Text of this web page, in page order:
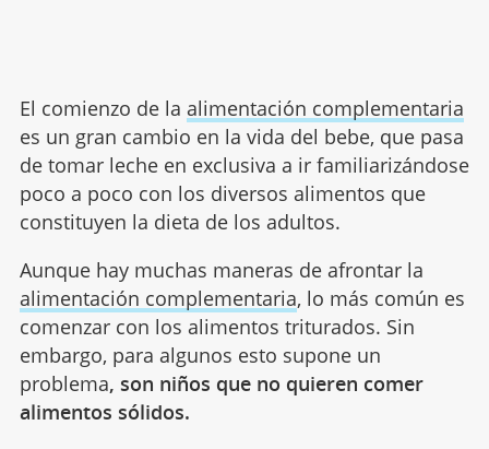
El comienzo de la alimentación complementaria
es un gran cambio en la vida del bebe, que pasa
de tomar leche en exclusiva a ir familiarizándose
poco a poco con los diversos alimentos que
constituyen la dieta de los adultos.
Aunque hay muchas maneras de afrontar la
alimentación complementaria, lo más común es
comenzar con los alimentos triturados. Sin
embargo, para algunos esto supone un
problema, son niños que no quieren comer
alimentos sólidos.